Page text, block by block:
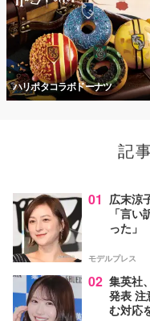
ハリポタコラボドーナツ
記
01 広末涼
「言
った」
モデルプレス
02 集英社
発表 注
む対応